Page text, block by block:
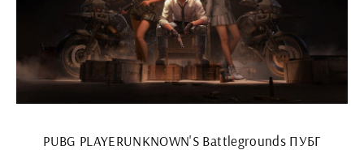
PUBG PLAYERUNKNOWN'S Battlegrounds ПУБГ